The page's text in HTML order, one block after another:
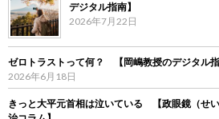
デジタル指南】
2026年7月22日
ゼロトラストって何？ 【岡嶋教授のデジタル指
2026年6月18日
きっと大平元首相は泣いている 【政眼鏡（せ